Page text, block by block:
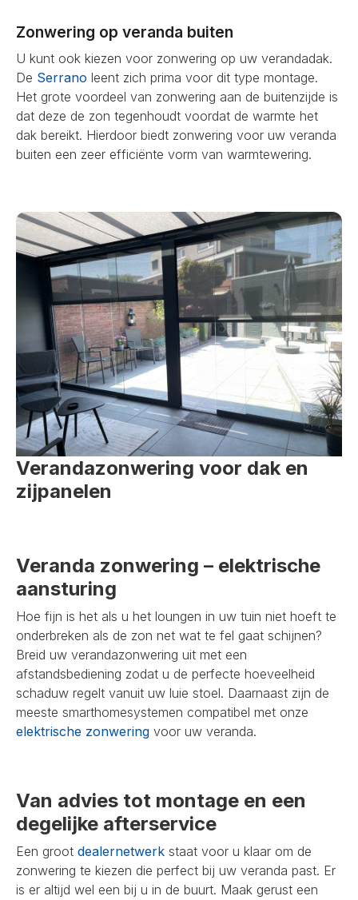
Zonwering op veranda buiten
U kunt ook kiezen voor zonwering op uw verandadak.
De Serrano leent zich prima voor dit type montage.
Het grote voordeel van zonwering aan de buitenzijde is
dat deze de zon tegenhoudt voordat de warmte het
dak bereikt. Hierdoor biedt zonwering voor uw veranda
buiten een zeer efficiënte vorm van warmtewering.
Verandazonwering voor dak en
zijpanelen
Veranda zonwering – elektrische
aansturing
Hoe fijn is het als u het loungen in uw tuin niet hoeft te
onderbreken als de zon net wat te fel gaat schijnen?
Breid uw verandazonwering uit met een
afstandsbediening zodat u de perfecte hoeveelheid
schaduw regelt vanuit uw luie stoel. Daarnaast zijn de
meeste smarthomesystemen compatibel met onze
elektrische zonwering voor uw veranda.
Van advies tot montage en een
degelijke afterservice
Een groot dealernetwerk staat voor u klaar om de
zonwering te kiezen die perfect bij uw veranda past. Er
is er altijd wel een bij u in de buurt. Maak gerust een